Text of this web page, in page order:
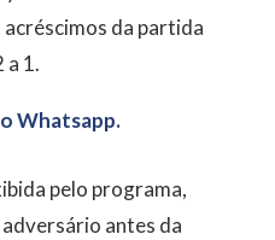
acréscimos da partida
a 1.
Whatsapp.
pelo programa,
antes da